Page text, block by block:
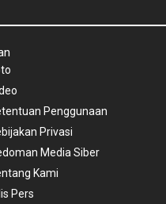
Penggunaan
Privasi
Media Siber
Kami
Pers